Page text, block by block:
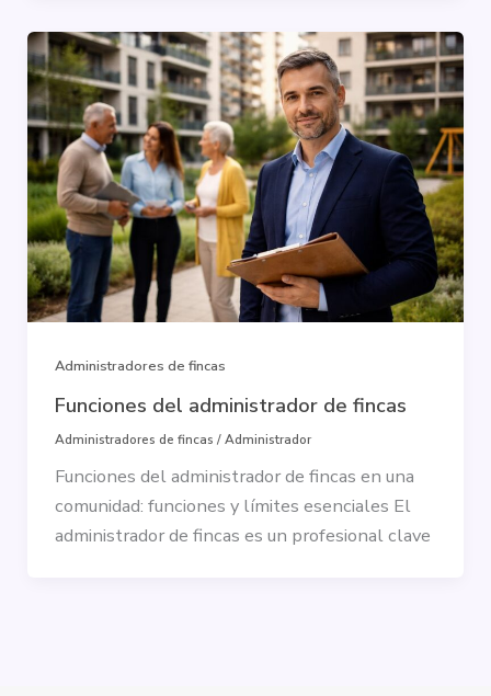
Administradores de fincas
Funciones del administrador de fincas
Administradores de fincas /Administrador
Funciones del administrador de fincas en una
comunidad: funciones y límites esenciales El
administrador de fincas es un profesional clave